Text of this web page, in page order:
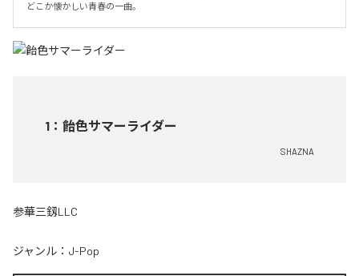
どこか懐かしい青春の一曲。
1 ： 飴色サマーライダー
SHAZNA
参華三釼LLC
ジャンル： J-Pop